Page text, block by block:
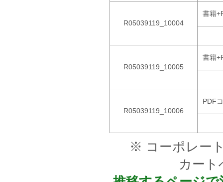
R05039119_10004
書籍
R05039119_10005
書籍
R05039119_10006
PDF
※ コーポレー
カー